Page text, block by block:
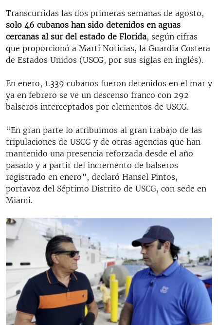
Transcurridas las dos primeras semanas de agosto,
solo 46 cubanos han sido detenidos en aguas
cercanas al sur del estado de Florida, según cifras
que proporcionó a Martí Noticias, la Guardia Costera
de Estados Unidos (USCG, por sus siglas en inglés).
En enero, 1.339 cubanos fueron detenidos en el mar y
ya en febrero se ve un descenso franco con 292
balseros interceptados por elementos de USCG.
“En gran parte lo atribuimos al gran trabajo de las
tripulaciones de USCG y de otras agencias que han
mantenido una presencia reforzada desde el año
pasado y a partir del incremento de balseros
registrado en enero”, declaró Hansel Pintos,
portavoz del Séptimo Distrito de USCG, con sede en
Miami.